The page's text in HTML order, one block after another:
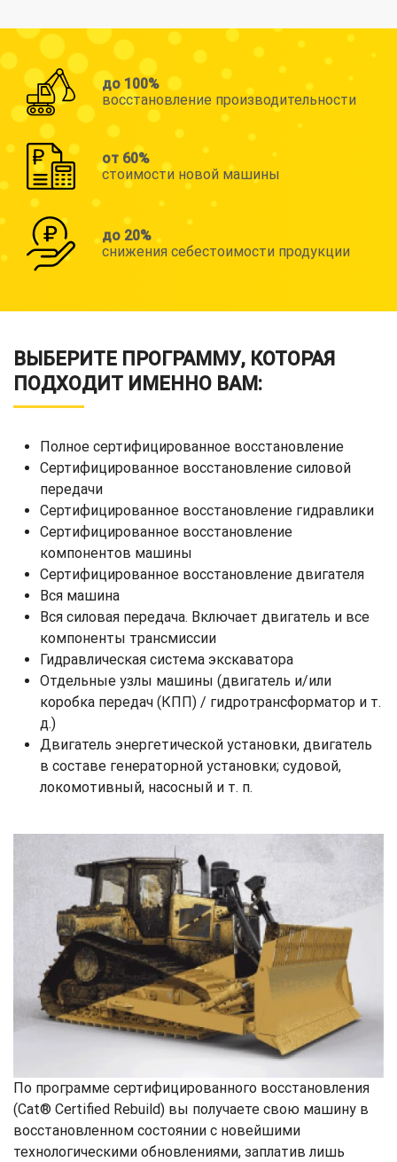
до 100%
восстановление производительности
от 60%
стоимости новой машины
до 20%
снижения себестоимости продукции
ВЫБЕРИТЕ ПРОГРАММУ, КОТОРАЯ
ПОДХОДИТ ИМЕННО ВАМ:
Полное сертифицированное восстановление
Сертифицированное восстановление силовой
передачи
Сертифицированное восстановление гидравлики
Сертифицированное восстановление
компонентов машины
Сертифицированное восстановление двигателя
Вся машина
Вся силовая передача. Включает двигатель и все
компоненты трансмиссии
Гидравлическая система экскаватора
Отдельные узлы машины (двигатель и/или
коробка передач (КПП) / гидротрансформатор и т.
д.)
Двигатель энергетической установки, двигатель
в составе генераторной установки; судовой,
локомотивный, насосный и т. п.
По программе сертифицированного восстановления
(Cat® Certified Rebuild) вы получаете свою машину в
восстановленном состоянии с новейшими
технологическими обновлениями, заплатив лишь